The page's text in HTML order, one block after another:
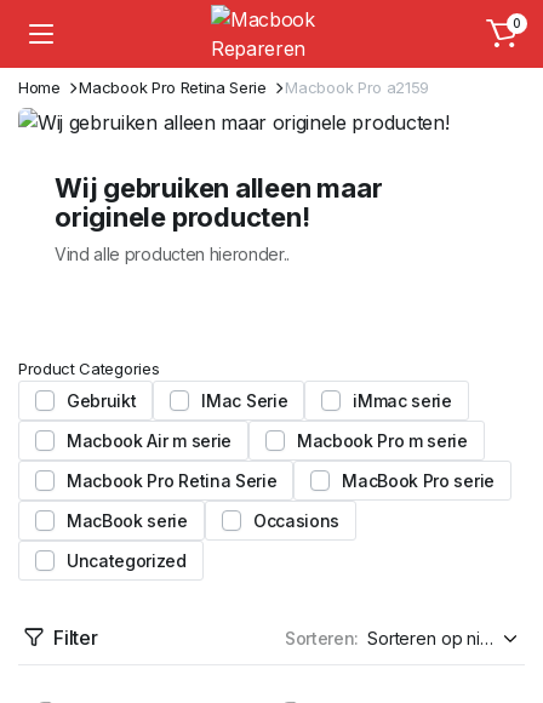
0
Home Macbook Pro Retina Serie Macbook Pro a2159
Wij gebruiken alleen maar
originele producten!
Vind alle producten hieronder..
Product Categories
Gebruikt IMac Serie
iMmac serie
Macbook Air m serie
Macbook Pro m serie
Macbook Pro Retina Serie
MacBook Pro serie
MacBook serie
Occasions
Uncategorized
Filter Sorteren: